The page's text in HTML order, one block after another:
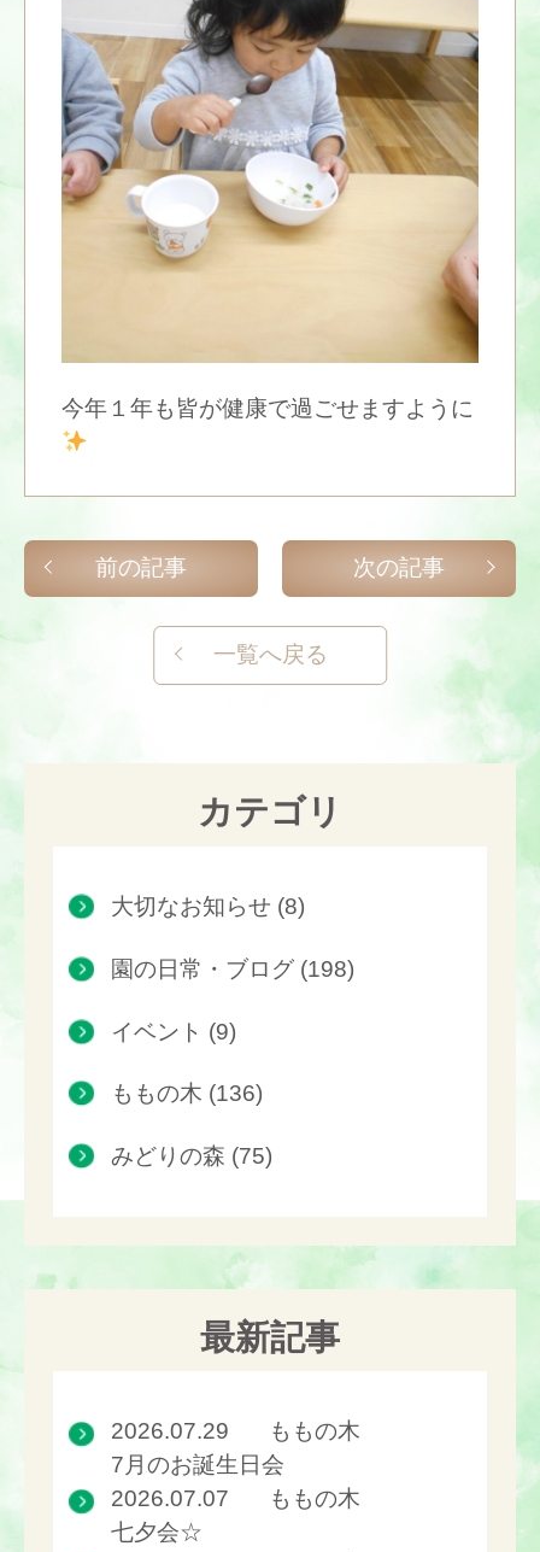
今年１年も皆が健康で過ごせますように
前の記事 次の記事
一覧へ戻る
カテゴリ
大切なお知らせ (8)
園の日常・ブログ (198)
イベント (9)
ももの木 (136)
みどりの森 (75)
最新記事
2026.07.29
ももの木
7月のお誕生日会
2026.07.07
ももの木
七夕会☆